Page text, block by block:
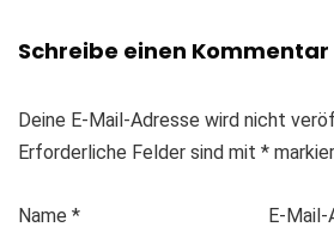
Schreibe einen Kommentar
Deine E-Mail-Adresse wird nicht
Erforderliche Felder sind mit *
Name * E-Mail-